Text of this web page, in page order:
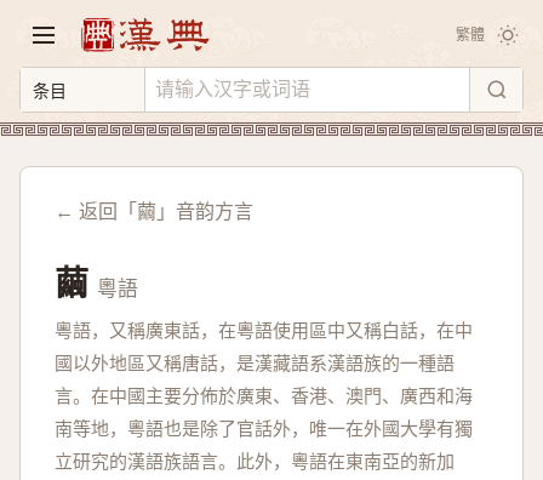
繁體
← 返回「繭」音韵方言
繭 粵語
粵語，又稱廣東話，在粵語使用區中又稱白話，在中
國以外地區又稱唐話，是漢藏語系漢語族的一種語
言。在中國主要分佈於廣東、香港、澳門、廣西和海
南等地，粵語也是除了官話外，唯一在外國大學有獨
立研究的漢語族語言。此外，粵語在東南亞的新加